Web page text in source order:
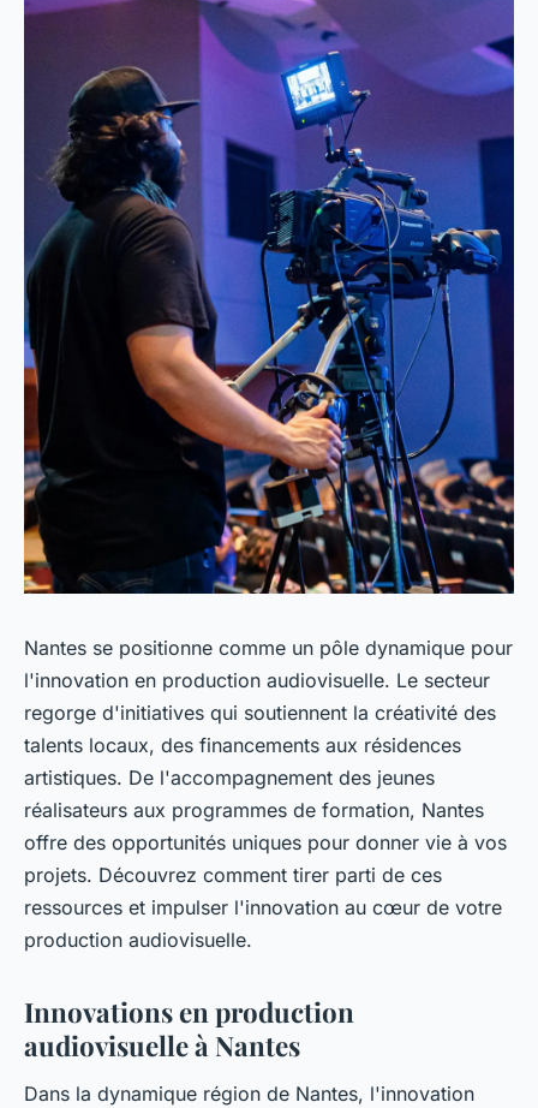
Nantes se positionne comme un pôle dynamique pour
l'innovation en production audiovisuelle. Le secteur
regorge d'initiatives qui soutiennent la créativité des
talents locaux, des financements aux résidences
artistiques. De l'accompagnement des jeunes
réalisateurs aux programmes de formation, Nantes
offre des opportunités uniques pour donner vie à vos
projets. Découvrez comment tirer parti de ces
ressources et impulser l'innovation au cœur de votre
production audiovisuelle.
Innovations en production
audiovisuelle à Nantes
Dans la dynamique région de Nantes, l'innovation